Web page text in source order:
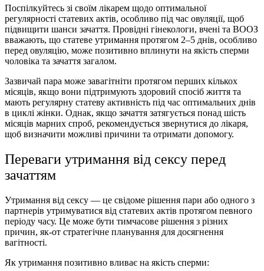
Поспілкуйтесь зі своїм лікарем щодо оптимальної
регулярності статевих актів, особливо під час овуляції, щоб
підвищити шанси зачаття. Провідні гінекологи, вчені та ВООЗ
вважають, що статеве утримання протягом 2–5 днів, особливо
перед овуляцію, може позитивно вплинути на якість сперми
чоловіка та зачаття загалом.
Зазвичай пара може завагітніти протягом перших кількох
місяців, якщо вони підтримують здоровий спосіб життя та
мають регулярну статеву активність під час оптимальних днів
в циклі жінки. Однак, якщо зачаття затягується понад шість
місяців марних спроб, рекомендується звернутися до лікаря,
щоб визначити можливі причини та отримати допомогу.
Переваги утримання від сексу перед
зачаттям
Утримання від сексу — це свідоме рішення пари або одного з
партнерів утримуватися від статевих актів протягом певного
періоду часу. Це може бути тимчасове рішення з різних
причин, як-от стратегічне планування для досягнення
вагітності.
Як утримання позитивно вливає на якість сперми: